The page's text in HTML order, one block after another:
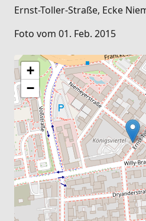
Ernst-Toller-Straße, Ecke
Foto vom 01. Feb. 2015
+
−